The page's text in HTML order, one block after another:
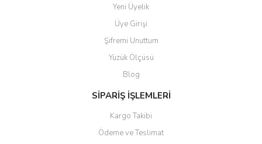
Ürün resmi kalitesiz, bozuk veya görüntülenemiyor.
Ürün açıklamasında eksik bilgiler bulunuyor.
Ürün bilgilerinde hatalar bulunuyor.
Ürün fiyatı diğer sitelerden daha pahalı.
Bu ürüne benzer farklı alternatifler olmalı.
Yeni Üyelik
Üye Girişi
Şifremi Unuttum
Yüzük Ölçüsü
Blog
SİPARİŞ İŞLEMLERİ
Kargo Takibi
Ödeme ve Teslimat